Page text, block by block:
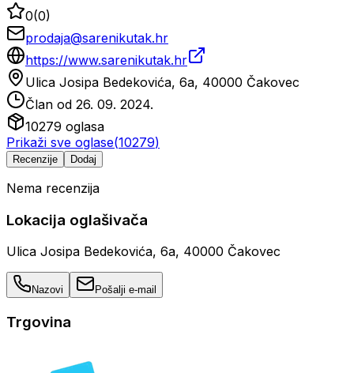
0(0)
prodaja@sarenikutak.hr
https://www.sarenikutak.hr
Ulica Josipa Bedekovića, 6a, 40000 Čakovec
Član od 26. 09. 2024.
10279 oglasa
Prikaži sve oglase(10279)
Recenzije Dodaj
Nema recenzija
Lokacija oglašivača
Ulica Josipa Bedekovića, 6a, 40000 Čakovec
Nazovi Pošalji e-mail
Trgovina